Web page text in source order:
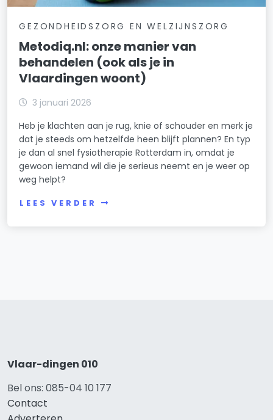
GEZONDHEIDSZORG EN WELZIJNSZORG
Metodiq.nl: onze manier van
behandelen (ook als je in
Vlaardingen woont)
3 januari 2026
Heb je klachten aan je rug, knie of schouder en merk je
dat je steeds om hetzelfde heen blijft plannen? En typ
je dan al snel fysiotherapie Rotterdam in, omdat je
gewoon iemand wil die je serieus neemt en je weer op
weg helpt?
LEES VERDER
Vlaar-dingen 010
Bel ons: 085-04 10 177
Contact